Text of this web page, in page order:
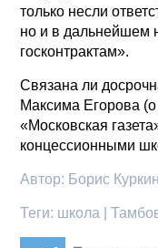
только несли
но и в дальнейшем
госконтрактам».
Связана ли
Максима Егорова (о
«Московская
концессионными
Автор: Борис Куркин
Теги: школа |